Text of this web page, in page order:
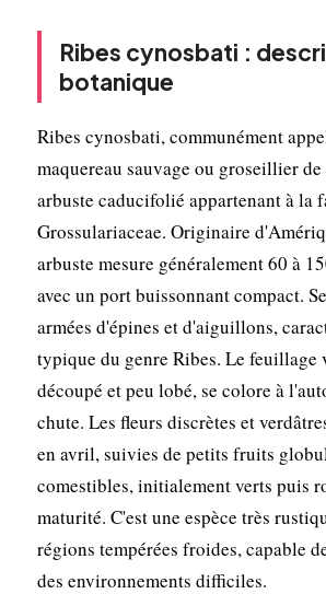
Ribes cynosbati :
botanique
Ribes cynosbati, communément
maquereau sauvage ou groseillier
arbuste caducifolié appartenant à la
Grossulariaceae. Originaire
arbuste mesure généralement 60 à
avec un port buissonnant compact.
armées d'épines et d'aiguillons,
typique du genre Ribes. Le feuillage
découpé et peu lobé, se colore à
chute. Les fleurs discrètes et
en avril, suivies de petits fruits
comestibles, initialement verts puis
maturité. C'est une espèce très
régions tempérées froides, capable
des environnements difficiles.